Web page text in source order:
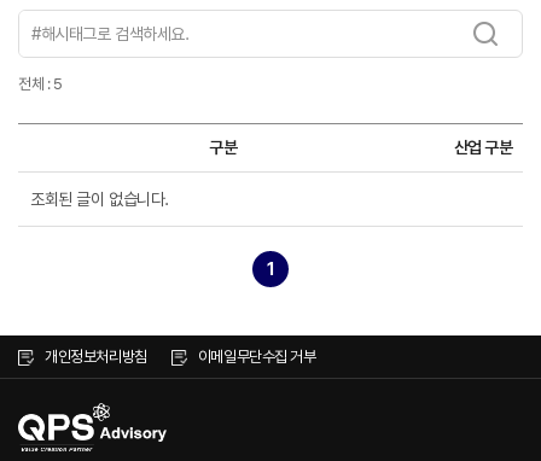
전체 : 5
구분 산업 구분
조회된 글이 없습니다.
1
개인정보처리방침 이메일무단수집 거부